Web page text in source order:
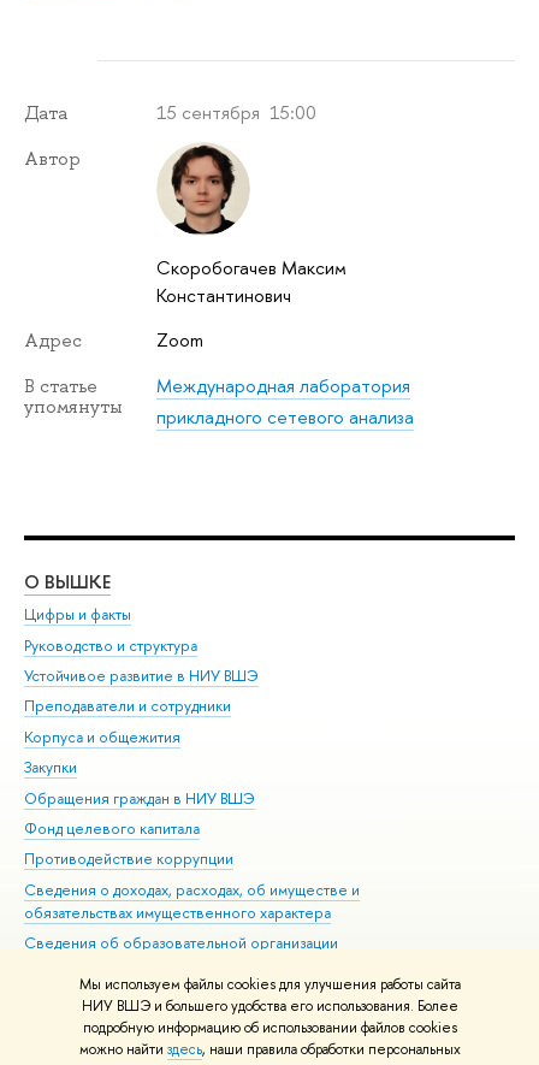
Мы используем файлы cookies для улучшения работы сайта
НИУ ВШЭ и большего удобства его использования. Более
подробную информацию об использовании файлов cookies
можно найти здесь, наши правила обработки персональных
Дата 15 сентября 15:00
Автор
Скоробогачев Максим
Константинович
Адрес Zoom
В статье
упомянуты
Международная лаборатория
прикладного сетевого анализа
О ВЫШКЕ
Цифры и факты
Руководство и структура
Устойчивое развитие в НИУ ВШЭ
Преподаватели и сотрудники
Корпуса и общежития
Закупки
Обращения граждан в НИУ ВШЭ
Фонд целевого капитала
Противодействие коррупции
Сведения о доходах, расходах, об имуществе и
обязательствах имущественного характера
Сведения об образовательной организации
Людям с ограниченными возможностями здоровья
Единая платежная страница
Работа в Вышке